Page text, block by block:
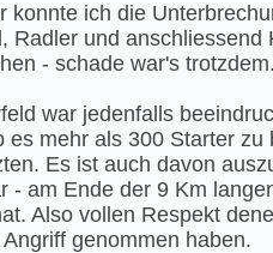
konnte ich die
Radler und anschliessend
- schade war's
war jedenfalls
es mehr als 300 Starter zu
Es ist auch davon
- am Ende der 9 Km
Also vollen Respekt
genommen haben.